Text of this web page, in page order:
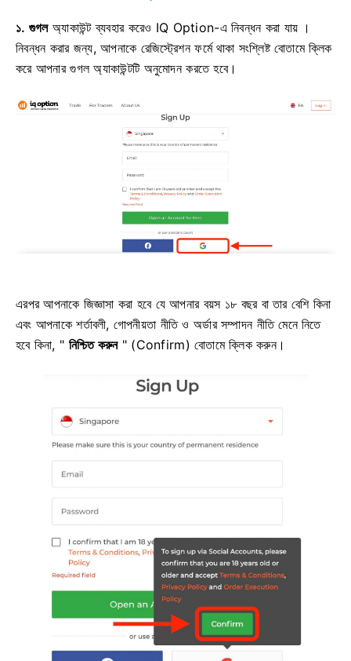
১. গুগলঅ্যাকাউন্ট ব্যবহার করেও IQ Option-এ নিবন্ধন করা যায় ।
নিবন্ধন করার জন্য, আপনাকে রেজিস্ট্রেশন ফর্মে থাকা সংশ্লিষ্ট বোতামে ক্লিক
করে আপনার গুগল অ্যাকাউন্টটি অনুমোদন করতে হবে।
এরপর আপনাকে জিজ্ঞাসা করা হবে যে আপনার বয়স ১৮ বছর বা তার বেশি কিনা
এবং আপনাকে শর্তাবলী, গোপনীয়তা নীতি ও অর্ডার সম্পাদন নীতি মেনে নিতে
হবে কিনা, " নিশ্চিত করুন" (Confirm) বোতামে ক্লিক করুন।